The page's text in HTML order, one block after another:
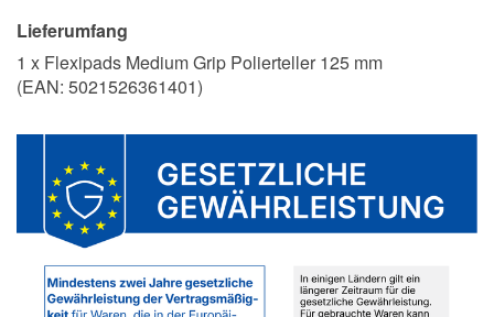
Lieferumfang
1 x Flexipads Medium Grip Polierteller 125 mm
(EAN: 5021526361401)